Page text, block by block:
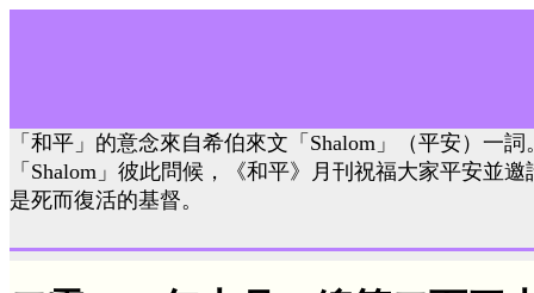
「和平」的意念來自希伯來文「Shalom」（平安）一
「Shalom」彼此問候，《和平》月刊祝福大家平安並
是死而復活的基督。